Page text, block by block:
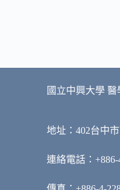
國立中興大學
地址：402台中
連絡電話：+886-